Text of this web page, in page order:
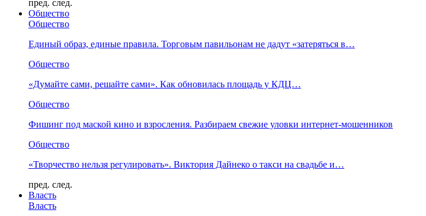
пред. след.
Общество
Общество
Единый образ, единые правила. Торговым павильонам не дадут «затеряться в…
Общество
«Думайте сами, решайте сами». Как обновилась площадь у КДЦ…
Общество
Фишинг под маской кино и взросления. Разбираем свежие уловки интернет-мошенников
Общество
«Творчество нельзя регулировать». Виктория Дайнеко о такси на свадьбе и…
пред. след.
Власть
Власть